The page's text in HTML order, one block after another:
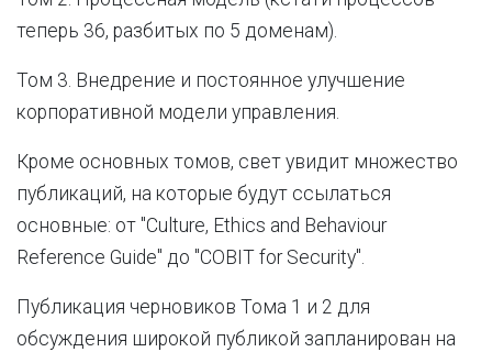
теперь 36, разбитых по 5 доменам).
Том 3. Внедрение и постоянное улучшение
корпоративной модели управления.
Кроме основных томов, свет увидит множество
публикаций, на которые будут ссылаться
основные: от "Culture, Ethics and Behaviour
Reference Guide" до "COBIT for Security".
Публикация черновиков Тома 1 и 2 для
обсуждения широкой публикой запланирован на